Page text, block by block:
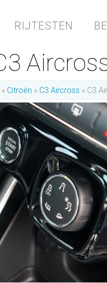
RIJTESTEN
Citroën C3 Aircross C3